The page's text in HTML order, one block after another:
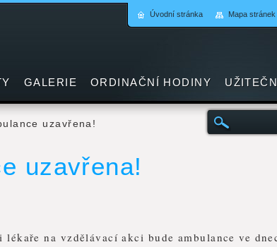
uzavřena!
uzavřena!
na vzdělávací akci bude ambulance ve
GALERIE ORDINAČNÍ HODINY
Úvodní stránka Mapa stránek